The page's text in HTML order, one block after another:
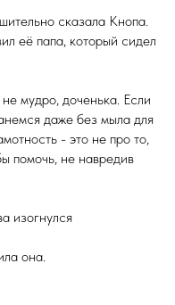
сказала Кнопа.
её папа, который сидел
мудро, доченька. Если
даже без мыла для
- это не про то,
помочь, не навредив
изогнулся
она.